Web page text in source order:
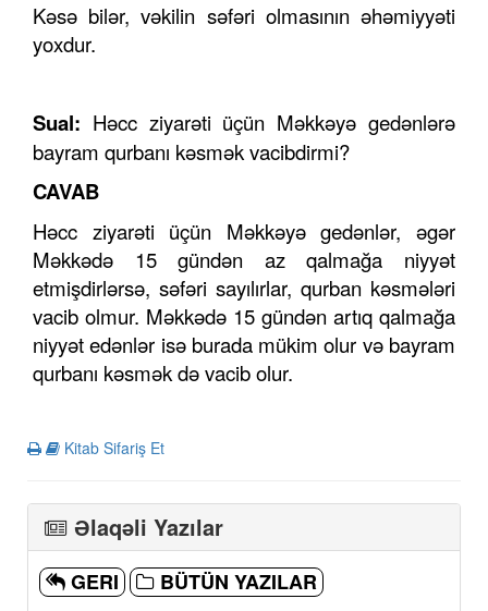
Kəsə bilər, vəkilin səfəri olmasının əhəmiyyəti
yoxdur.
Sual: Həcc ziyarəti üçün Məkkəyə gedənlərə
bayram qurbanı kəsmək vacibdirmi?
CAVAB
Həcc ziyarəti üçün Məkkəyə gedənlər, əgər
Məkkədə 15 gündən az qalmağa niyyət
etmişdirlərsə, səfəri sayılırlar, qurban kəsmələri
vacib olmur. Məkkədə 15 gündən artıq qalmağa
niyyət edənlər isə burada mükim olur və bayram
qurbanı kəsmək də vacib olur.
Kitab Sifariş Et
Əlaqəli Yazılar
GERI BÜTÜN YAZILAR